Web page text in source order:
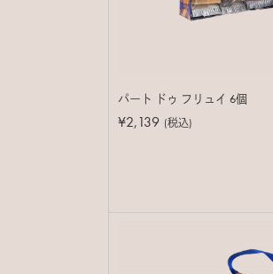
パート ドゥ フリュイ 6個
¥2,139 (税込)